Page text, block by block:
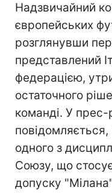
Надзвичайний
європейських
розглянувши
представлений
федерацією,
остаточного
команді. У прес-
одного з
Союзу, що
допуску